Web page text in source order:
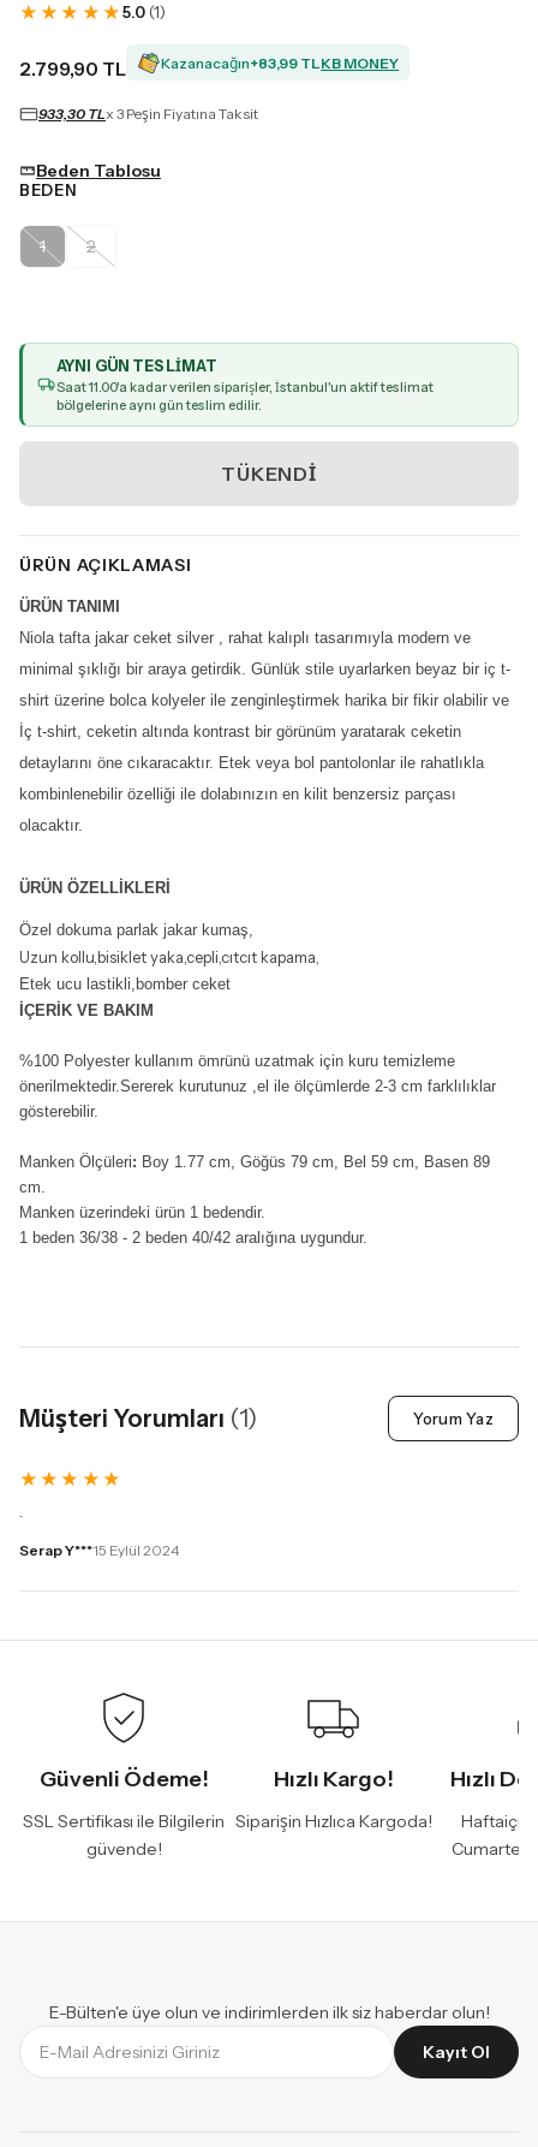
★ ★ ★ ★ ★5.0 (1)
2.799,90 TL Kazanacağın+83,99 TLKB MONEY
933,30 TLx 3 Peşin Fiyatına Taksit
Beden Tablosu
BEDEN
1 2
AYNI GÜN TESLIMAT
Saat11.00'a kadar verilen siparişler, İstanbul'un aktif teslimat
bölgelerine aynı gün teslim edilir.
TÜKENDI
ÜRÜN AÇIKLAMASI
ÜRÜN TANIMI
Niola tafta jakar ceket silver , rahat kalıplı tasarımıyla modern ve
minimal şıklığı bir araya getirdik. Günlük stile uyarlarken beyaz bir iç t-
shirt üzerine bolca kolyeler ile zenginleştirmek harika bir fikir olabilir ve
İç t-shirt, ceketin altında kontrast bir görünüm yaratarak ceketin
detaylarını öne cıkaracaktır. Etek veya bol pantolonlar ile rahatlıkla
kombinlenebilir özelliği ile dolabınızın en kilit benzersiz parçası
olacaktır.
ÜRÜN ÖZELLİKLERİ
Özel dokuma parlak jakar kumaş,
Uzun kollu,bisiklet yaka,cepli,cıtcıt kapama,
Etek ucu lastikli,bomber ceket
İÇERİK VE BAKIM
%100 Polyester kullanım ömrünü uzatmak için kuru temizleme
önerilmektedir.Sererek kurutunuz ,el ile ölçümlerde 2-3 cm farklılıklar
gösterebilir.
Manken Ölçüleri: Boy 1.77 cm, Göğüs 79 cm, Bel 59 cm, Basen 89
cm.
Manken üzerindeki ürün 1 bedendir.
1 beden 36/38 - 2 beden 40/42 aralığına uygundur.
Müşteri Yorumları (1) Yorum Yaz
★ ★ ★ ★ ★
.
Serap Y***15 Eylül 2024
Güvenli Ödeme!
SSL Sertifikası ile Bilgilerin
güvende!
Hızlı Kargo!
Siparişin Hızlıca Kargoda!
Hızlı
Haftaiçi
E-Bülten'e üye olun ve indirimlerden ilk siz haberdar olun!
Kayıt Ol